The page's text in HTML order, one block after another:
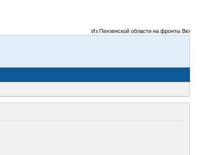
Из Пензенской области на фронты Великой